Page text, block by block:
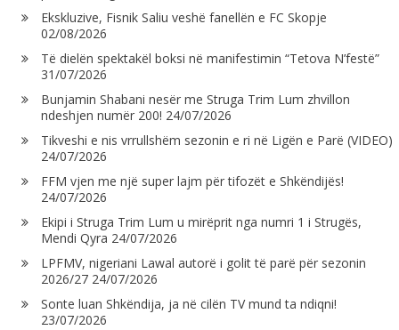
Ekskluzive, Fisnik Saliu veshë fanellën e FC Skopje
02/08/2026
Të dielën spektakël boksi në manifestimin “Tetova N’festë”
31/07/2026
Bunjamin Shabani nesër me Struga Trim Lum zhvillon
ndeshjen numër 200! 24/07/2026
Tikveshi e nis vrrullshëm sezonin e ri në Ligën e Parë (VIDEO)
24/07/2026
FFM vjen me një super lajm për tifozët e Shkëndijës!
24/07/2026
Ekipi i Struga Trim Lum u mirëprit nga numri 1 i Strugës,
Mendi Qyra 24/07/2026
LPFMV, nigeriani Lawal autorë i golit të parë për sezonin
2026/27 24/07/2026
Sonte luan Shkëndija, ja në cilën TV mund ta ndiqni!
23/07/2026